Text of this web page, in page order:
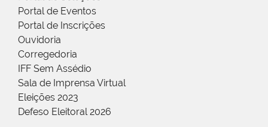
Portal de Eventos
Portal de Inscrições
Ouvidoria
Corregedoria
IFF Sem Assédio
Sala de Imprensa Virtual
Eleições 2023
Defeso Eleitoral 2026